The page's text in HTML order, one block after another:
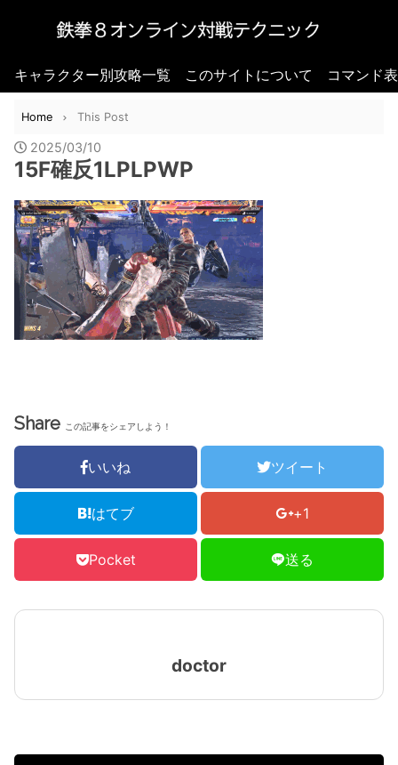
キャラクター別攻略一覧 このサイトについて コマンド
Home This Post
2025/03/10
15F確反1LPLPWP
Share この記事をシェアしよう！
いいね ツイート
はてブ +1
Pocket 送る
doctor